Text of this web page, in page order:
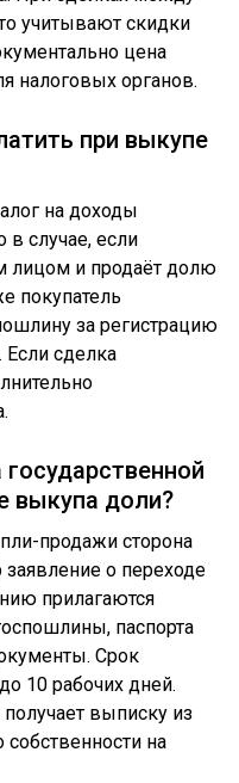
учитывают скидки
цена
налоговых органов.
при выкупе
на доходы
случае, если
лицом и продаёт долю
покупатель
за регистрацию
Если сделка
выкупа доли?
продажи сторона
заявление о переходе
прилагаются
паспорта
Срок
10 рабочих дней.
выписку из
на